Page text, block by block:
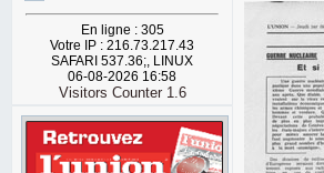
En ligne : 305
Votre IP : 216.73.217.43
SAFARI 537.36;, LINUX
06-08-2026 16:58
Visitors Counter 1.6